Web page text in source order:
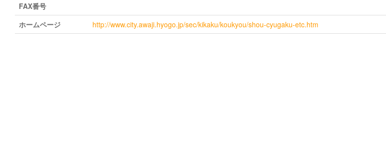
FAX番号
ホームページ
http://www.city.awaji.hyogo.jp/sec/kikaku/koukyou/shou-cyugaku-etc.htm